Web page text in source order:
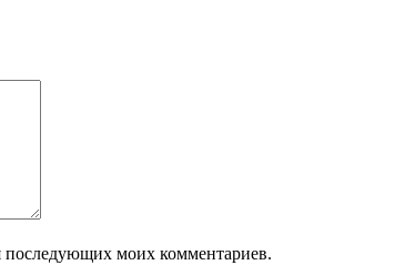
последующих моих комментариев.